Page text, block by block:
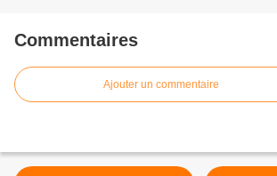
Commentaires
Ajouter un commentaire